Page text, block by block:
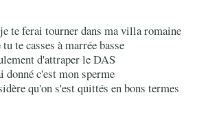
te ferai tourner dans ma villa romaine
te casses à marrée basse
d'attraper le DAS
c'est mon sperme
qu'on s'est quittés en bons termes